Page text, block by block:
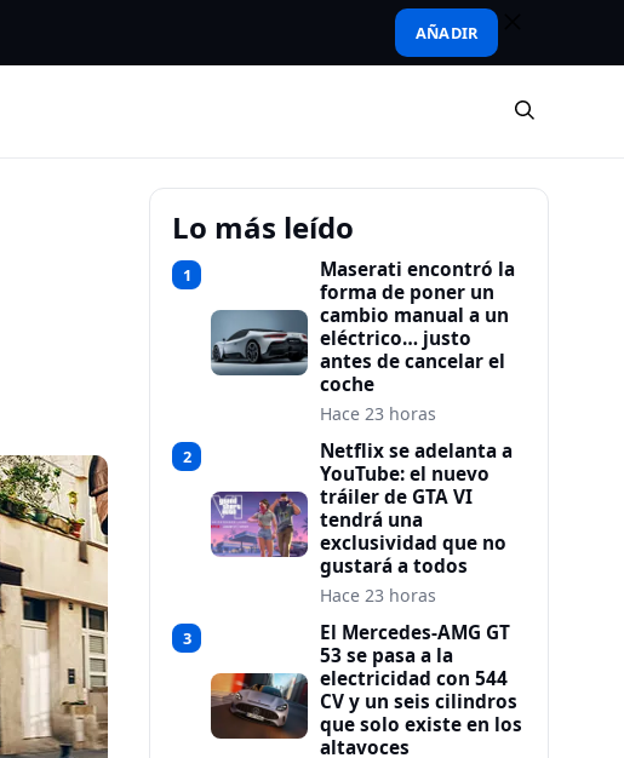
AÑADIR
Lo más leído
1
Maserati encontró la
forma de poner un
cambio manual a un
eléctrico… justo
antes de cancelar el
coche
Hace 23 horas
2
Netflix se adelanta a
YouTube: el nuevo
tráiler de GTA VI
tendrá una
exclusividad que no
gustará a todos
Hace 23 horas
3
El Mercedes-AMG GT
53 se pasa a la
electricidad con 544
CV y un seis cilindros
que solo existe en los
altavoces